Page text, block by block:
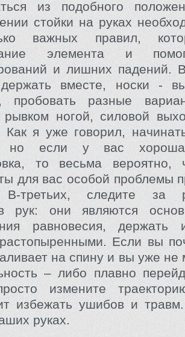
из подобного
стойки на руках
важных правил,
элемента и
и лишних падений.
вместе, носки -
пробовать разные
рывком ногой, силовой
Как я уже говорил,
но если у вас
то весьма вероятно,
для вас особой проблемы
В-третьих, следите за
рук: они являются
равновесия, держать
Если вы
на спину и вы уже не
– либо плавно
измените
избежать ушибов и
руках.